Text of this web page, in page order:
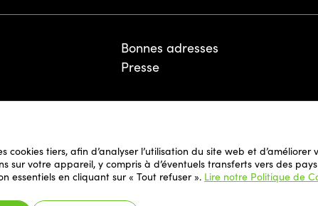
cookies tiers, afin d’analyser l’utilisation du site web et
sur votre appareil, y compris à d’éventuels transferts vers des
essentiels en cliquant sur « Tout refuser ». Lire notre Politique de
Bonnes adresses
Presse
Politique de Cookies
Politique de Confidentialité de